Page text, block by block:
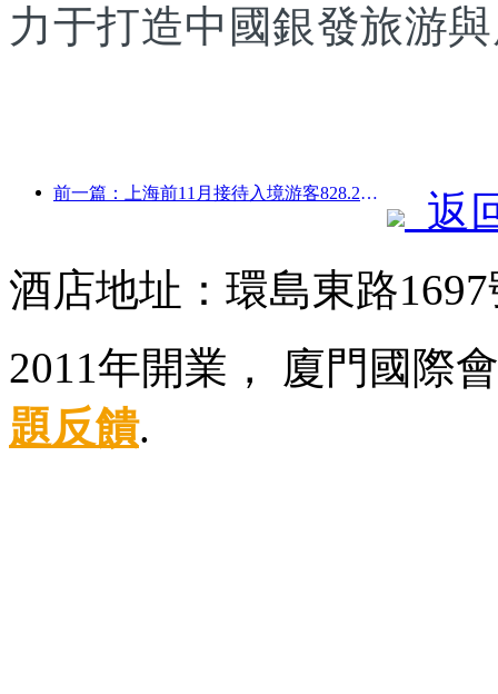
力于打造中國銀發旅游
前一篇：上海前11月接待入境游客828.2萬人次，超越年初預期
返
酒店地址：環島東路
2011年開業， 廈門國
題反饋.